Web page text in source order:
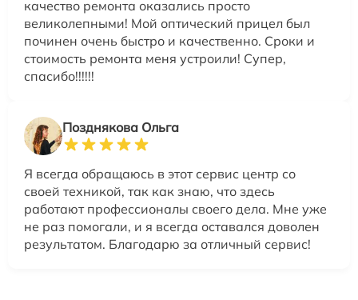
качество ремонта оказались просто
великолепными! Мой оптический прицел был
починен очень быстро и качественно. Сроки и
стоимость ремонта меня устроили! Супер,
спасибо!!!!!!
Позднякова Ольга
Я всегда обращаюсь в этот сервис центр со
своей техникой, так как знаю, что здесь
работают профессионалы своего дела. Мне уже
не раз помогали, и я всегда оставался доволен
результатом. Благодарю за отличный сервис!